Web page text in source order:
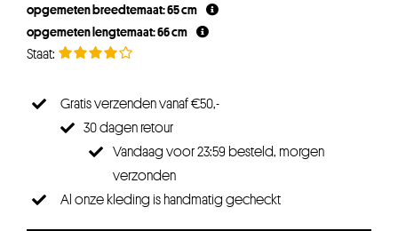
€32,95.
€29,65.
opgemeten breedtemaat: 65 cm
opgemeten lengtemaat: 66 cm
Gratis verzenden vanaf €50,-
30 dagen retour
Vandaag voor 23:59 besteld, morgen
verzonden
Al onze kleding is handmatig gecheckt